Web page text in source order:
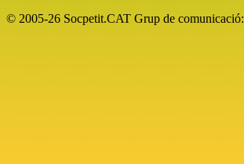
© 2005-26 Socpetit.CAT Grup de comunicació: